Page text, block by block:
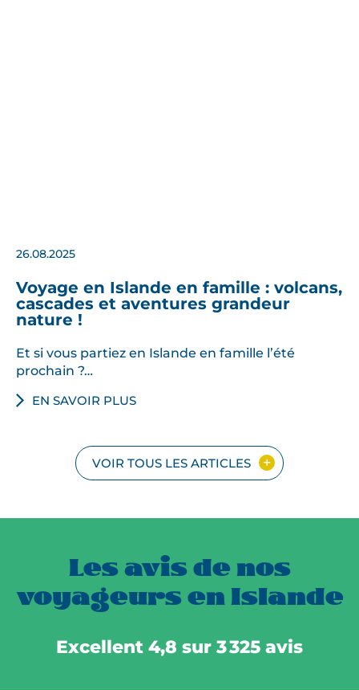
26.08.2025
Voyage en Islande en famille : volcans,
cascades et aventures grandeur
nature !
Et si vous partiez en Islande en famille l’été
prochain ?…
EN SAVOIR PLUS
VOIR TOUS LES ARTICLES
Les avis de nos
voyageurs en Islande
Excellent 4,8 sur 3 325 avis